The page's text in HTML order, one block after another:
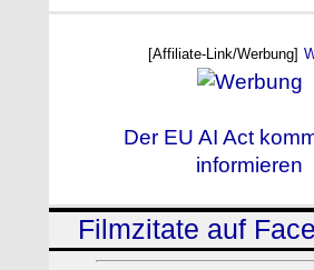
[Affiliate-Link/Werbung]
Der EU AI Act
informieren
Filmzitate auf